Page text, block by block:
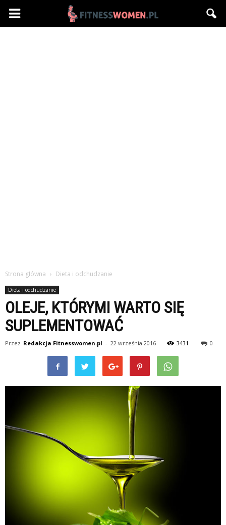
Fitnesswomen.pl
Strona główna Dieta i odchudzanie
Dieta i odchudzanie
OLEJE, KTÓRYMI WARTO SIĘ
SUPLEMENTOWAĆ
Przez Redakcja Fitnesswomen.pl - 22 września 2016 3431 0